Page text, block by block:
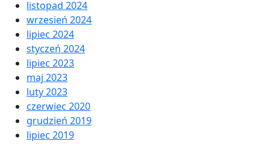
listopad 2024
wrzesień 2024
lipiec 2024
styczeń 2024
lipiec 2023
maj 2023
luty 2023
czerwiec 2020
grudzień 2019
lipiec 2019